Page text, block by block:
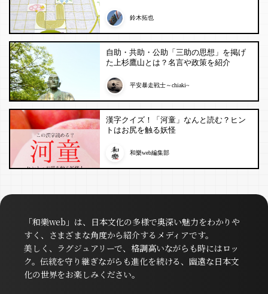
鈴木拓也
自助・共助・公助「三助の思想」を掲げ
た上杉鷹山とは？名言や政策を紹介
平安暴走戦士～chiaki~
漢字クイズ！「河童」なんと読む？ヒン
トはお尻を触る妖怪
和樂web編集部
「和樂web」は、日本文化の多様で奥深い魅力をわかりや
すく、さまざまな角度から紹介するメディアです。
美しく、ラグジュアリーで、格調高いながらも時にはロッ
ク。伝統を守り継ぎながらも進化を続ける、幽遠な日本文
化の世界をお楽しみください。